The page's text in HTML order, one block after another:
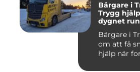
Bärgare i
Trygg
dygnet
Bärgare i
om att få
hjälp när